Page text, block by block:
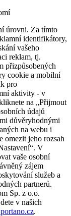
úrovni. Za tímto
identifikátory,
vašeho
reklam, tj.
přizpůsobených
cookie a mobilní
pro
aktivity - v
na „Přijmout
údajů
důvěryhodnými
na webu i
omezit jeho rozsah
V
vaše osobní
zájem
služeb a
partnerů.
Sp. z o.o.
v našich
.